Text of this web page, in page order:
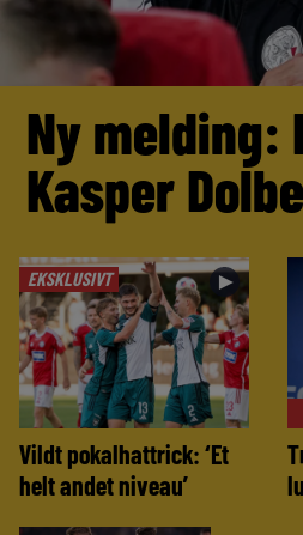
Ny melding:
Kasper
EKSKLUSIVT ►
Vildt pokalhattrick: ‘Et
helt andet niveau’
// LIVE